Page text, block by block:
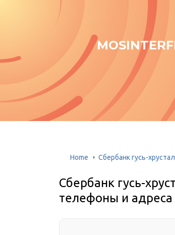
Home Сбербанк гусь-
Сбербанк гусь-
телефоны и